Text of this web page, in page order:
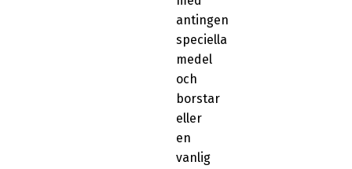
antingen
speciella
medel
och
borstar
eller
en
vanlig